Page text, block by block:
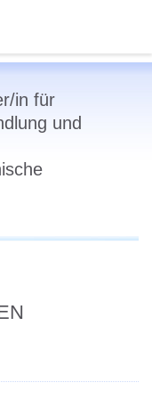
in für
und